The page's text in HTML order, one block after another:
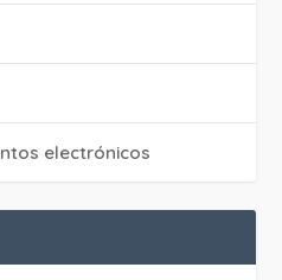
electrónicos